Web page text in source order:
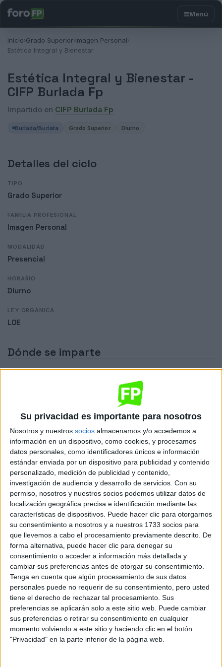
Su privacidad es importante para nosotros
Nosotros y nuestros socios almacenamos y/o accedemos a
información en un dispositivo, como cookies, y procesamos
datos personales, como identificadores únicos e información
estándar enviada por un dispositivo para publicidad y contenido
personalizado, medición de publicidad y contenido,
investigación de audiencia y desarrollo de servicios. Con su
permiso, nosotros y nuestros socios podemos utilizar datos de
localización geográfica precisa e identificación mediante las
características de dispositivos. Puede hacer clic para otorgarnos
su consentimiento a nosotros y a nuestros 1733 socios para
que llevemos a cabo el procesamiento previamente descrito. De
forma alternativa, puede hacer clic para denegar su
consentimiento o acceder a información más detallada y
cambiar sus preferencias antes de otorgar su consentimiento.
Tenga en cuenta que algún procesamiento de sus datos
personales puede no requerir de su consentimiento, pero usted
tiene el derecho de rechazar tal procesamiento. Sus
preferencias se aplicarán solo a este sitio web. Puede cambiar
sus preferencias o retirar su consentimiento en cualquier
momento volviendo a este sitio y haciendo clic en el botón
"Privacidad" en la parte inferior de la página web.
Inicio›Grado Superior›Imagen Personal›
Estética Integral y Bienestar
Estética Integral y Bienestar -
CIFP Burlada Fp
Impartido en CIFP Burlada Fp
Burlada/Burlata Grado Superior Diurno
Detalles del ciclo
TIPO
Grado Superior
FAMILIA PROFESIONAL
Imagen Personal
MODALIDAD
Presencial
HORARIO
Diurno
LEY ORGÁNICA
LOE
Dónde se imparte
DIRECCIÓN
C/ ERMITA, 19
31600 Burlada/Burlata, Navarra
+
-
Leaflet | OSM Mapnik
Explora más
¿No es exactamente lo que buscas? Estas son las